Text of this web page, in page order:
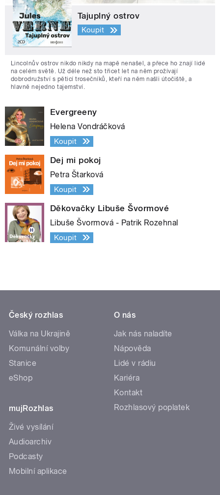
Tajuplný ostrov
Koupit
Lincolnův ostrov nikdo nikdy na mapě nenašel, a přece ho znají lidé
na celém světě. Už déle než sto třicet let na něm prožívají
dobrodružství s pěticí trosečníků, kteří na něm našli útočiště, a
hlavně nejedno tajemství.
Evergreeny
Helena Vondráčková
Koupit
Dej mi pokoj
Petra Štarková
Koupit
Děkovačky Libuše Švormové
Libuše Švormová - Patrik Rozehnal
Koupit
Český rozhlas
Válka na Ukrajině
Komunální volby
Stanice
eShop
mujRozhlas
Živé vysílání
Audioarchiv
Podcasty
Mobilní aplikace
O nás
Jak nás naladíte
Nápověda
Lidé v rádiu
Kariéra
Kontakt
Rozhlasový poplatek